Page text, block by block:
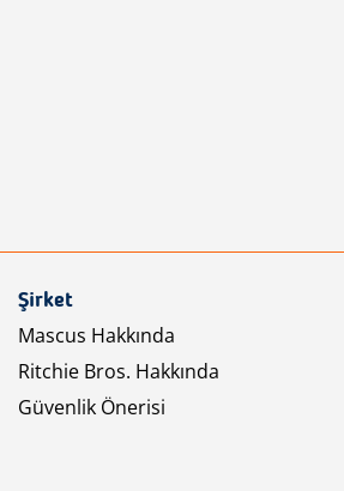
Şirket
Mascus Hakkında
Ritchie Bros. Hakkında
Güvenlik Önerisi